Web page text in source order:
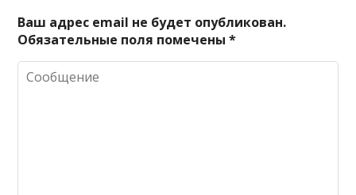
Ваш адрес email не будет опубликован.
Обязательные поля помечены*